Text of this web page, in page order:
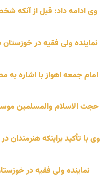
وی ادامه داد: قبل از آنکه
نماینده ولی فقیه در خوزستان
امام جمعه اهواز با اشاره به
حجت الاسلام والمسلمین
وی با تأکید براینکه
نماینده ولی فقیه در